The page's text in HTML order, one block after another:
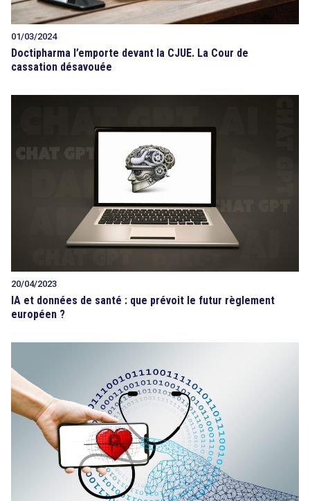
01/03/2024
Doctipharma l’emporte devant la CJUE. La Cour de
cassation désavouée
20/04/2023
IA et données de santé : que prévoit le futur règlement
européen ?